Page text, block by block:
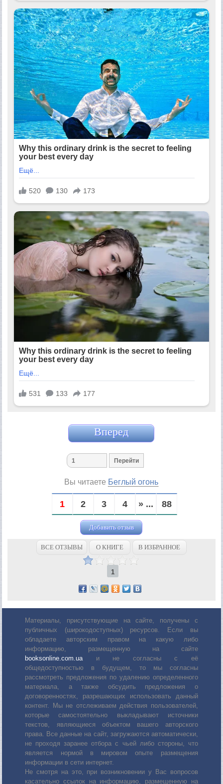
Вперед
Вы читаете Беглый огонь
1 2 3 4 » ... 88
Добавить отзыв
ВСЕ ОТЗЫВЫ О КНИГЕ В ИЗБРАННОЕ
1
Материалы, присутствующие на сайте, получены с
публичных (широкодоступных) ресурсов. Если вы
обладаете авторским правом на какую либо
информацию, размещенную на сайте
booksonline.com.uaи не согласны с её
общедоступностью в будущем, то мы согласны
рассмотреть предложения по удалению определенного
материала, а также обсудить предложения о
договоренностях, разрешающих использовать данный
контент. Мы не отслеживаем действия пользователей,
которые самостоятельно выкладывают источники
текстов, являющиеся объектом вашего авторского
права. Все данные на сайт, загружаются автоматически,
не проходя заранее отбора с чьей либо стороны, что
является нормой в мировом опыте размещения
информации в сети интернет.
Не смотря на это, при возникновении у Вас вопросов
касательно ссылок на информацию, размещенную на